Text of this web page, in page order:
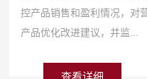
控产品销售和盈利情况，对
产品优化改进建议，并监...